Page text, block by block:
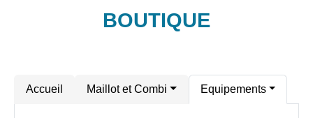
BOUTIQUE
Accueil Maillot et Combi Equipements